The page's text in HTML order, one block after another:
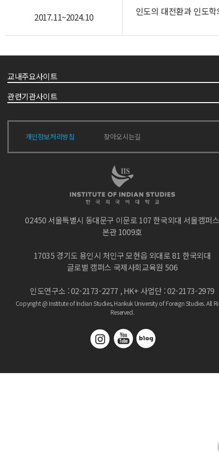
2017.11~2024.10
인도의 대전환과 인도
교내주요사이트
관련기관사이트
개인정보처리방침 찾아오시는길
02450 서울특별시 동대문구 이문로 107 한국외대 서울캠퍼스
본관 1009호
17035 경기도 용인시 처인구 모현읍 외대로 81 한국외대
글로벌 캠퍼스 국제사회교육원 506
인도연구소 : 02-2173-2277 , HK+ 사업단 : 02-2173-2979
Copyright @ Institute of Indian Studies, Hankuk University of Foreign Studies.All
Reserved.